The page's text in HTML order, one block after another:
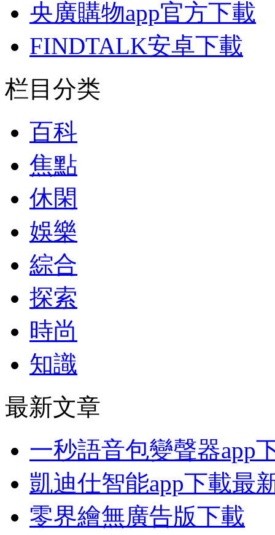
央廣購物app官方下載
FINDTALK安卓下載
栏目分类
百科
焦點
休閑
娛樂
綜合
探索
時尚
知識
最新文章
一秒語音包變聲器app
凱迪仕智能app下載最
零界繪無廣告版下載